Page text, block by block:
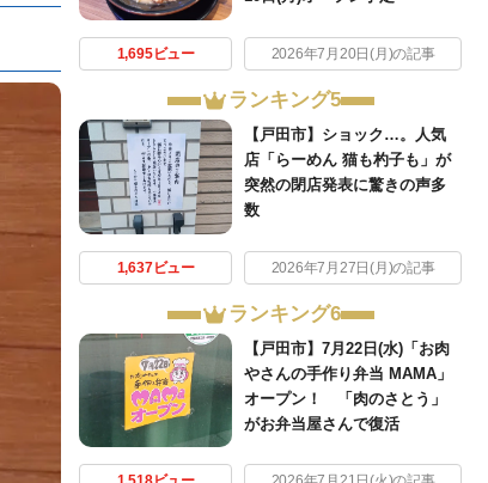
1,695ビュー 2026年7月20日(月)の記事
ランキング5
【戸田市】ショック…。人気
店「らーめん 猫も杓子も」が
突然の閉店発表に驚きの声多
数
1,637ビュー 2026年7月27日(月)の記事
ランキング6
【戸田市】7月22日(水)「お肉
やさんの手作り弁当 MAMA」
オープン！ 「肉のさとう」
がお弁当屋さんで復活